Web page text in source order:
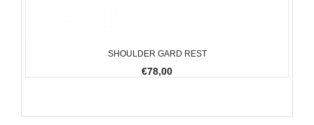
SHOULDER GARD REST
€78,00